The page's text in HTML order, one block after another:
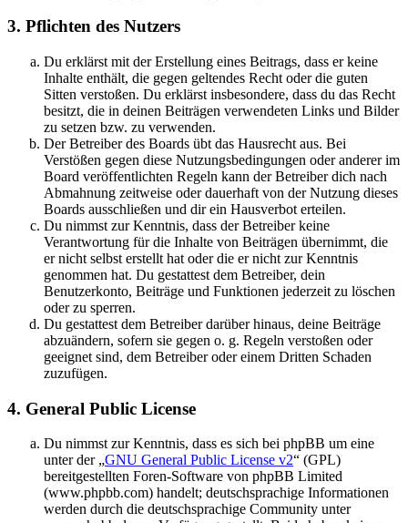
3. Pflichten des Nutzers
Du erklärst mit der Erstellung eines Beitrags, dass er keine
Inhalte enthält, die gegen geltendes Recht oder die guten
Sitten verstoßen. Du erklärst insbesondere, dass du das Recht
besitzt, die in deinen Beiträgen verwendeten Links und Bilder
zu setzen bzw. zu verwenden.
Der Betreiber des Boards übt das Hausrecht aus. Bei
Verstößen gegen diese Nutzungsbedingungen oder anderer im
Board veröffentlichten Regeln kann der Betreiber dich nach
Abmahnung zeitweise oder dauerhaft von der Nutzung dieses
Boards ausschließen und dir ein Hausverbot erteilen.
Du nimmst zur Kenntnis, dass der Betreiber keine
Verantwortung für die Inhalte von Beiträgen übernimmt, die
er nicht selbst erstellt hat oder die er nicht zur Kenntnis
genommen hat. Du gestattest dem Betreiber, dein
Benutzerkonto, Beiträge und Funktionen jederzeit zu löschen
oder zu sperren.
Du gestattest dem Betreiber darüber hinaus, deine Beiträge
abzuändern, sofern sie gegen o. g. Regeln verstoßen oder
geeignet sind, dem Betreiber oder einem Dritten Schaden
zuzufügen.
4. General Public License
Du nimmst zur Kenntnis, dass es sich bei phpBB um eine
unter der „GNU General Public License v2“ (GPL)
bereitgestellten Foren-Software von phpBB Limited
(www.phpbb.com) handelt; deutschsprachige Informationen
werden durch die deutschsprachige Community unter